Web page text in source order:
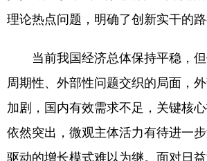
理论热点问题，明确了创新实干的路
当前我国经济总体保持平稳，但
周期性、外部性问题交织的局面，
加剧，国内有效需求不足，关键核
依然突出，微观主体活力有待进一
驱动的增长模式难以为继。面对日